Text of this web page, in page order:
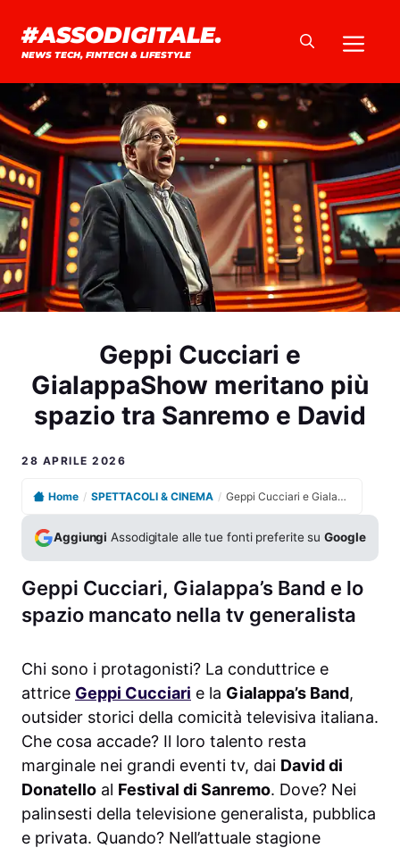
contenuto
#ASSODIGITALE.
NEWS TECH, FINTECH & LIFESTYLE
Geppi Cucciari e
GialappaShow meritano più
spazio tra Sanremo e David
28 APRILE 2026
Home / SPETTACOLI & CINEMA / Geppi Cucciari e GialappaShow meritano più spazio tra Sanremo e David
Aggiungi Assodigitale alle tue fonti preferite suGoogle
Geppi Cucciari, Gialappa’s Band e lo
spazio mancato nella tv generalista
Chi sono i protagonisti? La conduttrice e
attrice Geppi Cucciari e la Gialappa’s Band,
outsider storici della comicità televisiva italiana.
Che cosa accade? Il loro talento resta
marginale nei grandi eventi tv, dai David di
Donatello al Festival di Sanremo. Dove? Nei
palinsesti della televisione generalista, pubblica
e privata. Quando? Nell’attuale stagione